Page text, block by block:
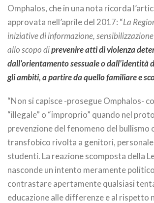
Omphalos, che in una nota ricorda
approvata nell’aprile del 2017: “La
iniziative di informazione,
allo scopo diprevenire atti di violenza
dall’orientamento sessuale o dall’identità
gli ambiti, a partire da quello familiare e
“Non si capisce -prosegue Omphalos-
“illegale” o “improprio” quando nel
prevenzione del fenomeno del bullismo
transfobico rivolta a genitori,
studenti. La reazione scomposta della
nasconde un intento meramente
contrastare apertamente qualsiasi
educazione alle differenze e al rispetto